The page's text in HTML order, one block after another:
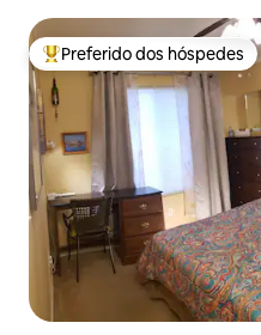
trilhas!
Entre os melhores
Preferido dos hóspedes